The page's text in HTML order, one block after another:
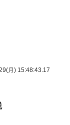
月) 15:48:43.17